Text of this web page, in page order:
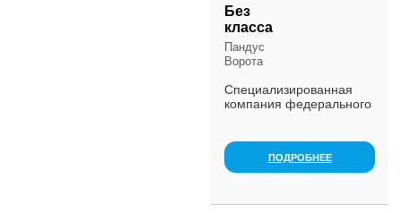
Без
класса
Пандус
Ворота
Специализированная
компания федерального
магазинов.
ПОДРОБНЕЕ